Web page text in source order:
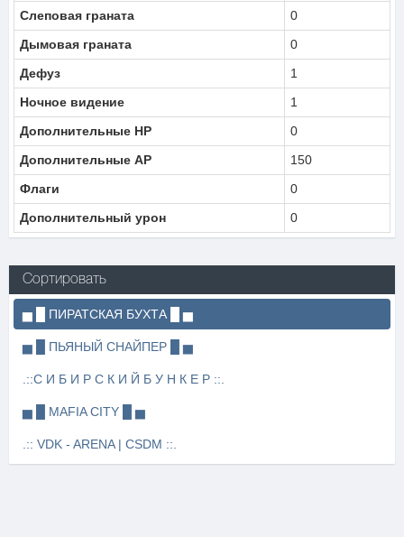
Слеповая граната
0
Дымовая граната
0
Дефуз
1
Ночное видение
1
Дополнительные HP
0
Дополнительные AP
150
Флаги
0
Дополнительный урон
0
Сортировать
▅ █ ПИРАТСКАЯ БУХТА █ ▅
▅ █ ПЬЯНЫЙ СНАЙПЕР █ ▅
.::С И Б И Р С К И Й Б У Н К Е Р ::.
▅ █ MAFIA CITY █ ▅
.:: VDK - ARENA | CSDM ::.